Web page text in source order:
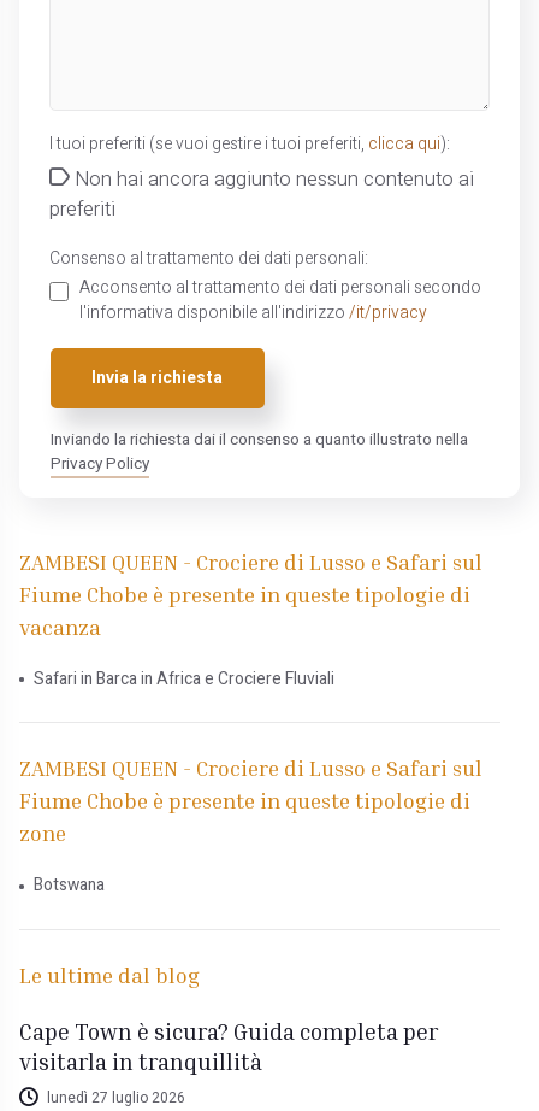
I tuoi preferiti (se vuoi gestire i tuoi preferiti, clicca qui):
Non hai ancora aggiunto nessun contenuto ai
preferiti
Consenso al trattamento dei dati personali:
Acconsento al trattamento dei dati personali secondo
l'informativa disponibile all'indirizzo /it/privacy
Invia la richiesta
Inviando la richiesta dai il consenso a quanto illustrato nella
Privacy Policy
ZAMBESI QUEEN - Crociere di Lusso e Safari sul
Fiume Chobe è presente in queste tipologie di
vacanza
Safari in Barca in Africa e Crociere Fluviali
ZAMBESI QUEEN - Crociere di Lusso e Safari sul
Fiume Chobe è presente in queste tipologie di
zone
Botswana
Le ultime dal blog
Cape Town è sicura? Guida completa per
visitarla in tranquillità
lunedì 27 luglio 2026